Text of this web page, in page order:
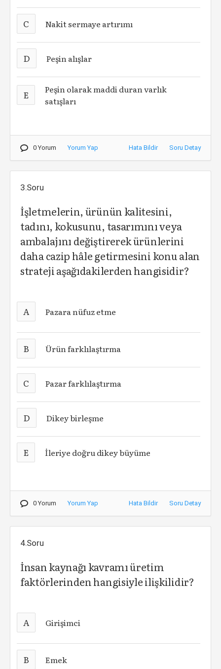
C Nakit sermaye artırımı
D Peşin alışlar
E
Peşin olarak maddi duran varlık
satışları
0 Yorum Yorum Yap Hata Bildir Soru Detay
3.Soru
İşletmelerin, ürünün kalitesini,
tadını, kokusunu, tasarımını veya
ambalajını değiştirerek ürünlerini
daha cazip hâle getirmesini konu alan
strateji aşağıdakilerden hangisidir?
A Pazara nüfuz etme
B Ürün farklılaştırma
C Pazar farklılaştırma
D Dikey birleşme
E İleriye doğru dikey büyüme
0 Yorum Yorum Yap Hata Bildir Soru Detay
4.Soru
İnsan kaynağı kavramı üretim
faktörlerinden hangisiyle ilişkilidir?
A Girişimci
B Emek